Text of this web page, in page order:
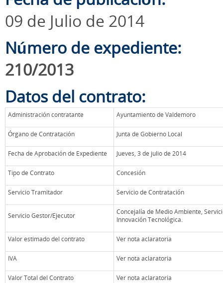
09 de Julio de 2014
Número de expediente:
210/2013
Datos del contrato:
Administración contratante Ayuntamiento de Valdemoro
Órgano de Contratación Junta de Gobierno Local
Fecha de Aprobación de Expediente Jueves, 3 de julio de 2014
Tipo de Contrato Concesión
Servicio Tramitador Servicio de Contratación
Servicio Gestor/Ejecutor
Concejalía de Medio Ambiente,
Innovación Tecnológica.
Valor estimado del contrato Ver nota aclaratoria
IVA Ver nota aclaratoria
Valor Total del Contrato Ver nota aclaratoria